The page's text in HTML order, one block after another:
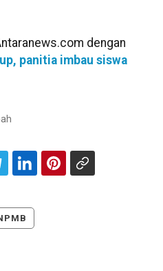
dengan
panitia imbau siswa